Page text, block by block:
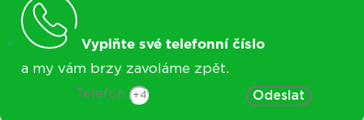
Vyplňte své telefonní číslo
a my vám brzy zavoláme zpět.
Telefon Odeslat